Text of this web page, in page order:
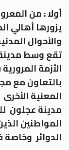
أولا : من
يزورها أهالي
والأحوال
تقع وسط
الأزمة
بالتعاون مع
المعنية
مدينة عجلون
المواطنين
الدوائر